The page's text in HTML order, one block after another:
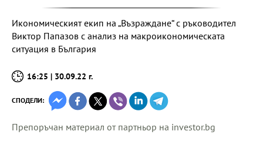
Икономическият екип на „Възраждане“ с ръководител
Виктор Папазов с анализ на макроикономическата
ситуация в България
16:25 | 30.09.22 г.
СПОДЕЛИ:
Препоръчан материал от партньор на investor.bg